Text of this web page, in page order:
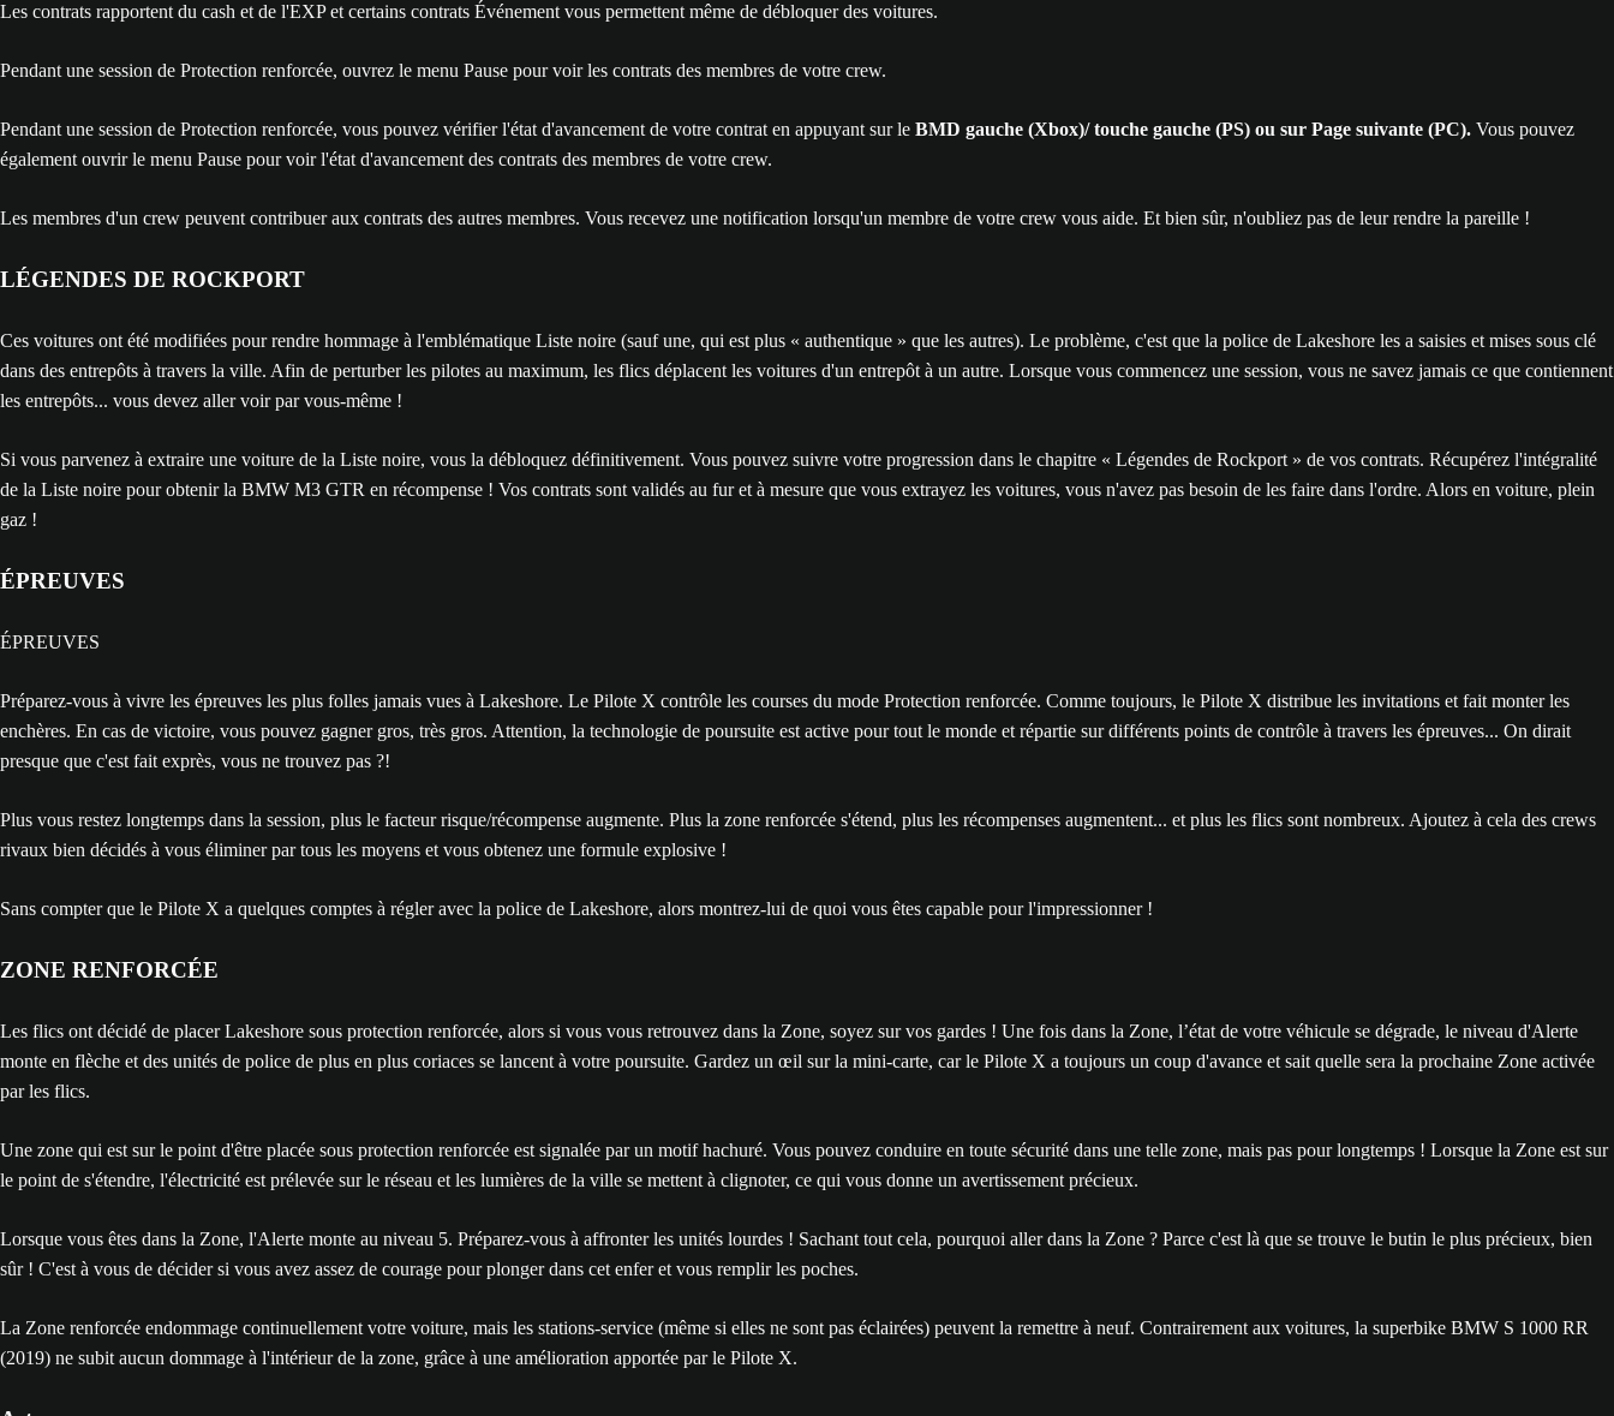
Les contrats rapportent du cash et de l'EXP et certains contrats Événement vous permettent même de débloquer des voitures.
Pendant une session de Protection renforcée, ouvrez le menu Pause pour voir les contrats des membres de votre crew.
Pendant une session de Protection renforcée, vous pouvez vérifier l'état d'avancement de votre contrat en appuyant sur le BMD gauche (Xbox)/ touche gauche (PS) ou sur Page suivante (PC). Vous pouvez
également ouvrir le menu Pause pour voir l'état d'avancement des contrats des membres de votre crew.
Les membres d'un crew peuvent contribuer aux contrats des autres membres. Vous recevez une notification lorsqu'un membre de votre crew vous aide. Et bien sûr, n'oubliez pas de leur rendre la pareille !
LÉGENDES DE ROCKPORT
Ces voitures ont été modifiées pour rendre hommage à l'emblématique Liste noire (sauf une, qui est plus « authentique » que les autres). Le problème, c'est que la police de Lakeshore les a saisies et mises sous clé
dans des entrepôts à travers la ville. Afin de perturber les pilotes au maximum, les flics déplacent les voitures d'un entrepôt à un autre. Lorsque vous commencez une session, vous ne savez jamais ce que contiennent
les entrepôts... vous devez aller voir par vous-même !
Si vous parvenez à extraire une voiture de la Liste noire, vous la débloquez définitivement. Vous pouvez suivre votre progression dans le chapitre « Légendes de Rockport » de vos contrats. Récupérez l'intégralité
de la Liste noire pour obtenir la BMW M3 GTR en récompense ! Vos contrats sont validés au fur et à mesure que vous extrayez les voitures, vous n'avez pas besoin de les faire dans l'ordre. Alors en voiture, plein
gaz !
ÉPREUVES
ÉPREUVES
Préparez-vous à vivre les épreuves les plus folles jamais vues à Lakeshore. Le Pilote X contrôle les courses du mode Protection renforcée. Comme toujours, le Pilote X distribue les invitations et fait monter les
enchères. En cas de victoire, vous pouvez gagner gros, très gros. Attention, la technologie de poursuite est active pour tout le monde et répartie sur différents points de contrôle à travers les épreuves... On dirait
presque que c'est fait exprès, vous ne trouvez pas ?!
Plus vous restez longtemps dans la session, plus le facteur risque/récompense augmente. Plus la zone renforcée s'étend, plus les récompenses augmentent... et plus les flics sont nombreux. Ajoutez à cela des crews
rivaux bien décidés à vous éliminer par tous les moyens et vous obtenez une formule explosive !
Sans compter que le Pilote X a quelques comptes à régler avec la police de Lakeshore, alors montrez-lui de quoi vous êtes capable pour l'impressionner !
ZONE RENFORCÉE
Les flics ont décidé de placer Lakeshore sous protection renforcée, alors si vous vous retrouvez dans la Zone, soyez sur vos gardes ! Une fois dans la Zone, l’état de votre véhicule se dégrade, le niveau d'Alerte
monte en flèche et des unités de police de plus en plus coriaces se lancent à votre poursuite. Gardez un œil sur la mini-carte, car le Pilote X a toujours un coup d'avance et sait quelle sera la prochaine Zone activée
par les flics.
Une zone qui est sur le point d'être placée sous protection renforcée est signalée par un motif hachuré. Vous pouvez conduire en toute sécurité dans une telle zone, mais pas pour longtemps ! Lorsque la Zone est sur
le point de s'étendre, l'électricité est prélevée sur le réseau et les lumières de la ville se mettent à clignoter, ce qui vous donne un avertissement précieux.
Lorsque vous êtes dans la Zone, l'Alerte monte au niveau 5. Préparez-vous à affronter les unités lourdes ! Sachant tout cela, pourquoi aller dans la Zone ? Parce c'est là que se trouve le butin le plus précieux, bien
sûr ! C'est à vous de décider si vous avez assez de courage pour plonger dans cet enfer et vous remplir les poches.
La Zone renforcée endommage continuellement votre voiture, mais les stations-service (même si elles ne sont pas éclairées) peuvent la remettre à neuf. Contrairement aux voitures, la superbike BMW S 1000 RR
(2019) ne subit aucun dommage à l'intérieur de la zone, grâce à une amélioration apportée par le Pilote X.